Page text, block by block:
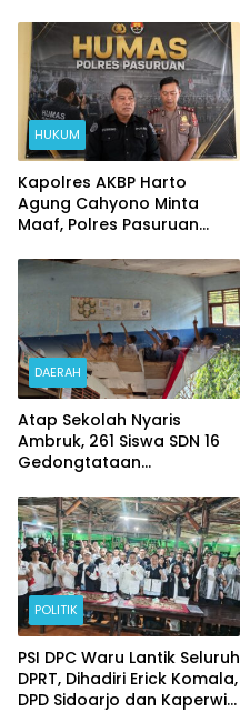
HUKUM
Kapolres AKBP Harto
Agung Cahyono Minta
Maaf, Polres Pasuruan
Meninggalnya Terduga
DAERAH
Atap Sekolah Nyaris
Ambruk, 261 Siswa SDN 16
Gedongtataan
Demi Belajar
POLITIK
PSI DPC Waru Lantik Seluruh
DPRT, Dihadiri Erick Komala,
DPD Sidoarjo dan Kaperwil